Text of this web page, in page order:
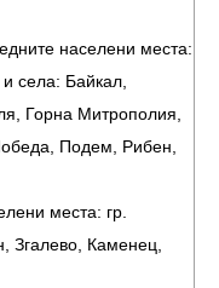
населени места:
села: Байкал,
Горна Митрополия,
Подем, Рибен,
места: гр.
Згалево, Каменец,